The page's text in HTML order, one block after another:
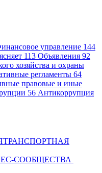
управление 144
113 Объявления 92
хозяйства и охраны
регламенты 64
правовые и иные
56 Антикоррупция
СООБЩЕСТВА